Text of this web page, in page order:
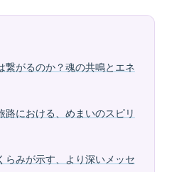
繋がるのか？魂の共鳴とエネ
路における、めまいのスピリ
らみが示す、より深いメッセ